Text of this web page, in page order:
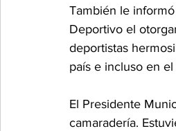
También le
Deportivo el
deportistas
país e incluso en
El Presidente
camaradería.